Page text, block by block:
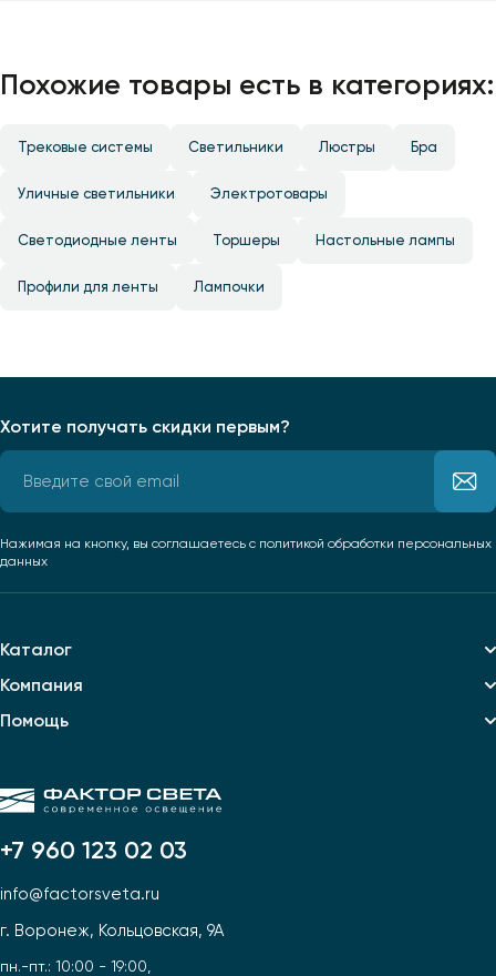
Похожие товары есть в категориях:
Трековые системы Светильники Люстры Бра
Уличные светильники Электротовары
Светодиодные ленты Торшеры Настольные лампы
Профили для ленты Лампочки
+7 960 123 02 03
info@factorsveta.ru
г. Воронеж, Кольцовская, 9А
пн.-пт.: 10:00 - 19:00,
Каталог
Компания
Помощь
Хотите получать скидки первым?
Нажимая на кнопку, вы соглашаетесь с политикой обработки персональных
данных